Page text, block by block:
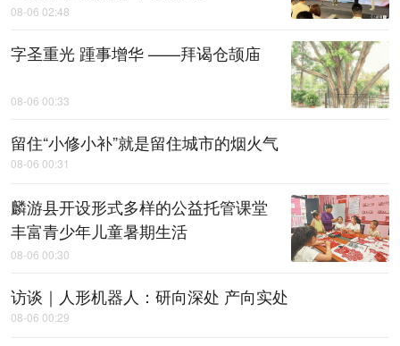
08-06 02:48
字圣重光 踵事增华 ——拜谒仓颉庙
08-06 00:33
留住“小修小补”就是留住城市的烟火气
08-06 00:31
麟游县开设形式多样的公益托管课堂
丰富青少年儿童暑期生活
08-06 00:30
访谈｜人形机器人：研向深处 产向实处
08-06 00:29